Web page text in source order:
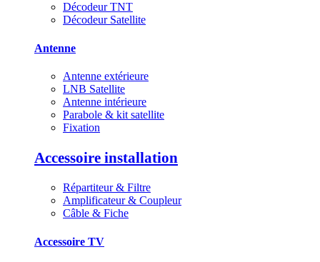
Décodeur TNT
Décodeur Satellite
Antenne
Antenne extérieure
LNB Satellite
Antenne intérieure
Parabole & kit satellite
Fixation
Accessoire installation
Répartiteur & Filtre
Amplificateur & Coupleur
Câble & Fiche
Accessoire TV